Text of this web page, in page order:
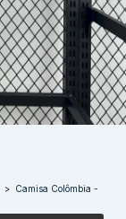
> Camisa Colômbia -